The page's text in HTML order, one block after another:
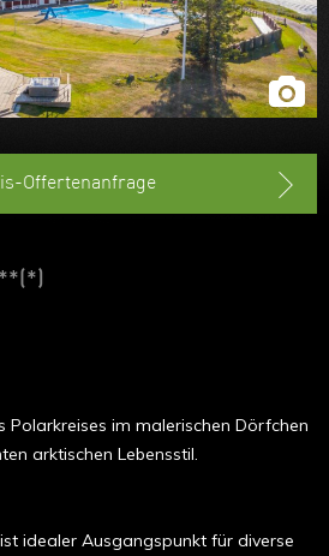
im Winter
Lappland im
Offertenanfrage
Polarkreises im malerischen Dörfchen
arktischen Lebensstil.
idealer Ausgangspunkt für diverse